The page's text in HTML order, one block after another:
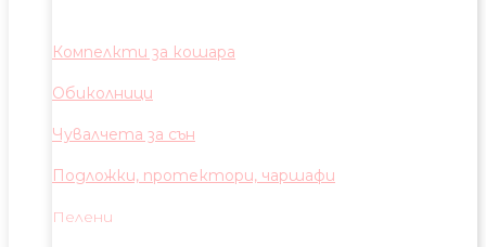
Компелкти за кошара
Обиколници
Чувалчета за сън
Подложки, протектори, чаршафи
Пелени